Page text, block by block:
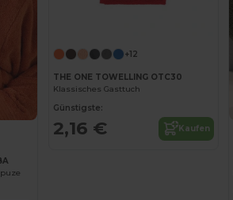
+12
THE ONE TOWELLING OTC30
Klassisches Gasttuch
Günstigste:
2,16 €
Kaufen